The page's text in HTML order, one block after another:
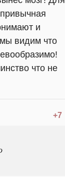
и
видим что
что не
+7